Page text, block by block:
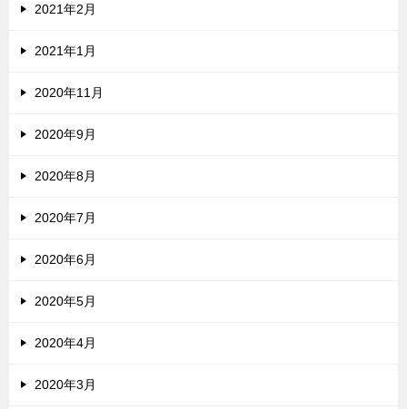
2021年2月
2021年1月
2020年11月
2020年9月
2020年8月
2020年7月
2020年6月
2020年5月
2020年4月
2020年3月